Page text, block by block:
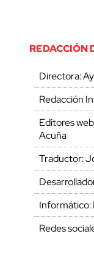
REDACCIÓN
Directora:
Redacción
Editores
Acuña
Traductor:
Informático:
Redes